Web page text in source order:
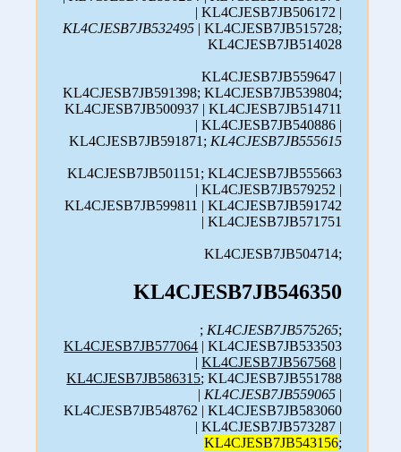
| KL4CJESB7JB506172 |
KL4CJESB7JB532495 | KL4CJESB7JB515728;
KL4CJESB7JB514028
KL4CJESB7JB559647 |
KL4CJESB7JB591398; KL4CJESB7JB539804;
KL4CJESB7JB500937 | KL4CJESB7JB514711
| KL4CJESB7JB540886 |
KL4CJESB7JB591871; KL4CJESB7JB555615
KL4CJESB7JB501151; KL4CJESB7JB555663
| KL4CJESB7JB579252 |
KL4CJESB7JB599811 | KL4CJESB7JB591742
| KL4CJESB7JB571751
KL4CJESB7JB504714;
KL4CJESB7JB546350
; KL4CJESB7JB575265;
KL4CJESB7JB577064 | KL4CJESB7JB533503
|KL4CJESB7JB567568 |
KL4CJESB7JB586315; KL4CJESB7JB551788
| KL4CJESB7JB559065 |
KL4CJESB7JB548762 | KL4CJESB7JB583060
| KL4CJESB7JB573287 |
KL4CJESB7JB543156;